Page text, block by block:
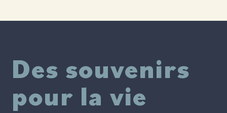
Des souvenirs
pour la vie